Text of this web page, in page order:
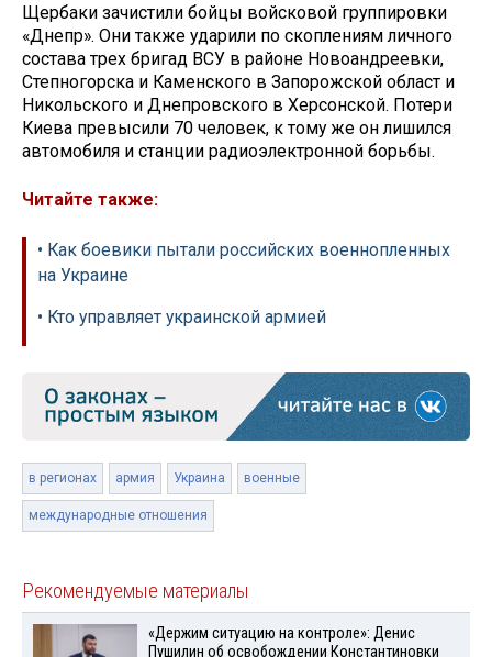
Щербаки зачистили бойцы войсковой группировки
«Днепр». Они также ударили по скоплениям личного
состава трех бригад ВСУ в районе Новоандреевки,
Степногорска и Каменского в Запорожской област и
Никольского и Днепровского в Херсонской. Потери
Киева превысили 70 человек, к тому же он лишился
автомобиля и станции радиоэлектронной борьбы.
Читайте также:
• Как боевики пытали российских военнопленных
на Украине
• Кто управляет украинской армией
в регионах армия Украина военные
международные отношения
Рекомендуемые материалы
«Держим ситуацию на контроле»: Денис
Пушилин об освобождении Константиновки